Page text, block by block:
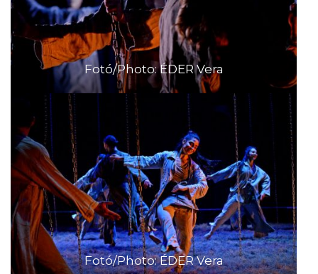
Fotó/Photo: ÉDER Vera
Fotó/Photo: ÉDER Vera